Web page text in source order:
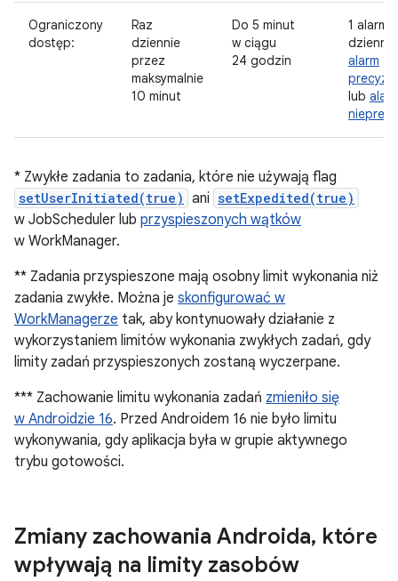
Ograniczony
dostęp:
Raz
dziennie
przez
maksymalnie
10 minut
Do 5 minut
w ciągu
24 godzin
1 alarm
alarm
lub
* Zwykłe zadania to zadania, które nie używają flag
setUserInitiated(true) ani setExpedited(true)
w JobScheduler lub przyspieszonych wątków
w WorkManager.
** Zadania przyspieszone mają osobny limit wykonania niż
zadania zwykłe. Można je skonfigurować w
WorkManagerze tak, aby kontynuowały działanie z
wykorzystaniem limitów wykonania zwykłych zadań, gdy
limity zadań przyspieszonych zostaną wyczerpane.
*** Zachowanie limitu wykonania zadań zmieniło się
w Androidzie 16. Przed Androidem 16 nie było limitu
wykonywania, gdy aplikacja była w grupie aktywnego
trybu gotowości.
Zmiany zachowania Androida, które
wpływają na limity zasobów